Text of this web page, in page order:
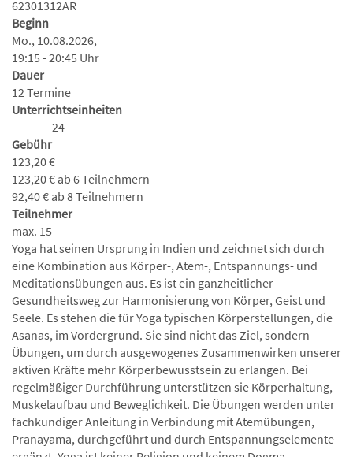
62301312AR
Beginn
Mo., 10.08.2026,
19:15 - 20:45 Uhr
Dauer
12 Termine
Unterrichtseinheiten
24
Gebühr
123,20 €
123,20 € ab 6 Teilnehmern
92,40 € ab 8 Teilnehmern
Teilnehmer
max. 15
Yoga hat seinen Ursprung in Indien und zeichnet sich durch
eine Kombination aus Körper-, Atem-, Entspannungs- und
Meditationsübungen aus. Es ist ein ganzheitlicher
Gesundheitsweg zur Harmonisierung von Körper, Geist und
Seele. Es stehen die für Yoga typischen Körperstellungen, die
Asanas, im Vordergrund. Sie sind nicht das Ziel, sondern
Übungen, um durch ausgewogenes Zusammenwirken unserer
aktiven Kräfte mehr Körperbewusstsein zu erlangen. Bei
regelmäßiger Durchführung unterstützen sie Körperhaltung,
Muskelaufbau und Beweglichkeit. Die Übungen werden unter
fachkundiger Anleitung in Verbindung mit Atemübungen,
Pranayama, durchgeführt und durch Entspannungselemente